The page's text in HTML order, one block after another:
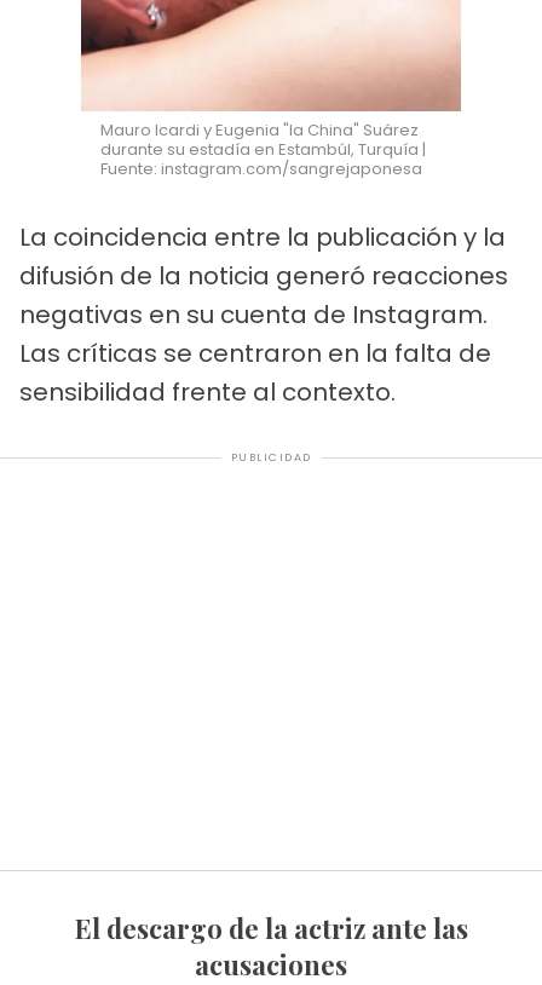
Mauro Icardi y Eugenia "la China" Suárez
durante su estadía en Estambúl, Turquía |
Fuente: instagram.com/sangrejaponesa
La coincidencia entre la publicación y la
difusión de la noticia generó reacciones
negativas en su cuenta de Instagram.
Las críticas se centraron en la falta de
sensibilidad frente al contexto.
PUBLICIDAD
El descargo de la actriz ante las
acusaciones